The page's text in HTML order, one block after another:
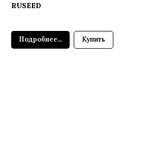
RUSEED
Подробнее... Купить